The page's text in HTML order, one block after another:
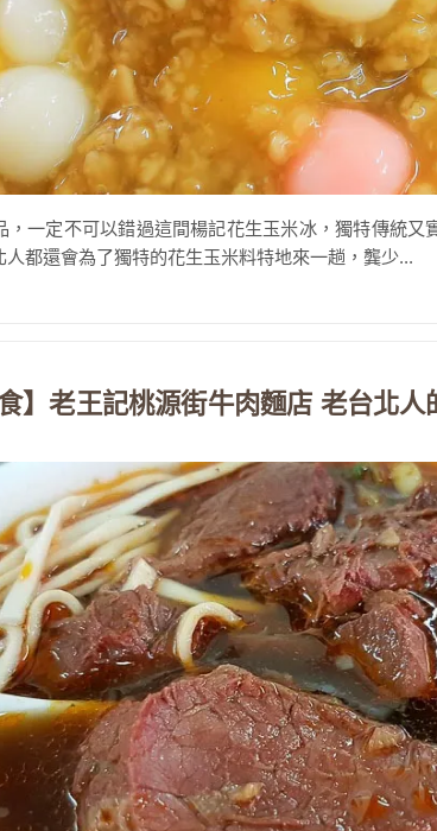
，一定不可以錯過這間楊記花生玉米冰，獨特傳統又
人都還會為了獨特的花生玉米料特地來一趟，龔少...
食】老王記桃源街牛肉麵店 老台北